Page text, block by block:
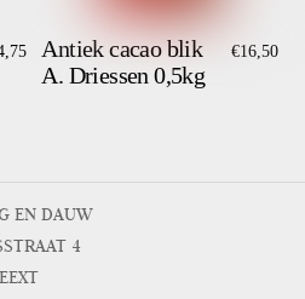
Antiek cacao blik
A. Driessen 0,5kg
€16,50
EN DAUW
4